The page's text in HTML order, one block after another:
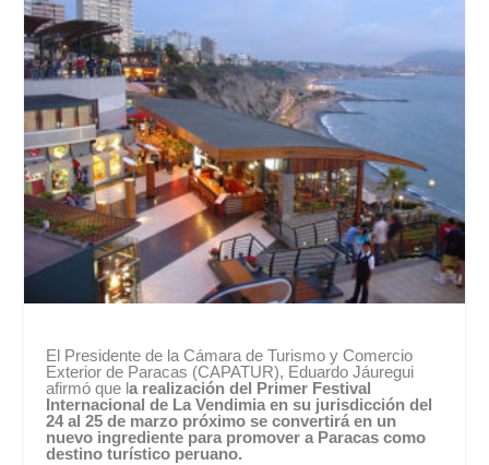
El Presidente de la Cámara de Turismo y Comercio
Exterior de Paracas (CAPATUR), Eduardo Jáuregui
afirmó que la realización del Primer Festival
Internacional de La Vendimia en su jurisdicción del
24 al 25 de marzo próximo se convertirá en un
nuevo ingrediente para promover a Paracas como
destino turístico peruano.